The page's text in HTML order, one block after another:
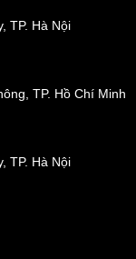
TP. Hà Nội
TP. Hồ Chí Minh
TP. Hà Nội